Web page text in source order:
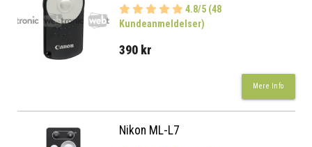
4.8/5 (48
Kundeanmeldelser)
390 kr
Mere Info
Nikon ML-L7